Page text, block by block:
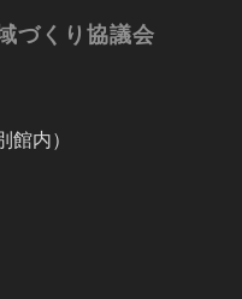
づくり協議会
館内）